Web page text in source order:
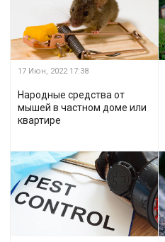
17 Июн, 2022 17:38
Народные средства от
мышей в частном доме или
квартире